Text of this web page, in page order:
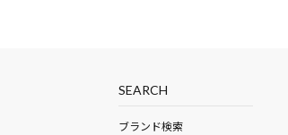
SEARCH
ブランド検索